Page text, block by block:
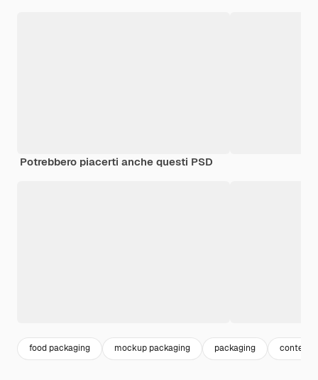
Potrebbero piacerti anche questi PSD
food packaging mockup packaging packaging